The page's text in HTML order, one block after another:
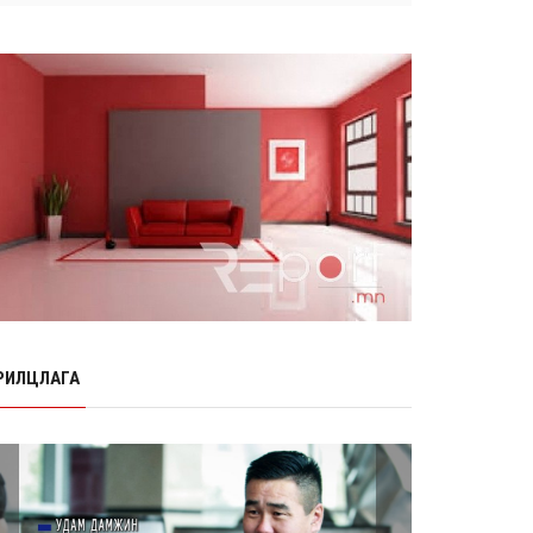
авто замын барилгын ажлын нийт
гүйцэтгэл 74.5 хув...
Нэгдүгээр ангид элсэгчдийн
бүртгэлийг энэ сарын 17-ноос E-
Mongolia системээр зохи...
8 сарын 06, 2026
Өчигдөр согтуугаар тээврийн
хэрэгсэл жолоодсон 95 хэрэг
8 сарын 06, 2026
НӨАТ-ын буцаан олголтыг 8 хувь
болгох өргөдөлд 14 мянга гаруй
иргэн дэмжиж гарын ...
8 сарын 05, 2026